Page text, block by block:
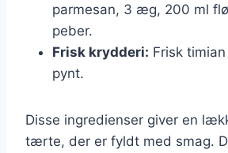
parmesan, 3 æg, 200 ml
peber.
Frisk krydderi: Frisk
pynt.
Disse ingredienser giver en
tærte, der er fyldt med smag.